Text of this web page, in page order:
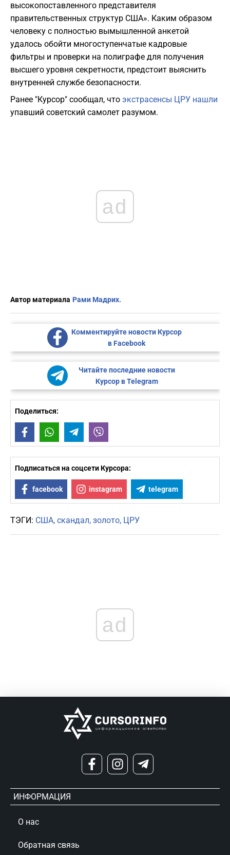
высокопоставленного представителя
правительственных структур США». Каким образом
человеку с полностью вымышленной анкетой
удалось обойти многоступенчатые кадровые
фильтры и проверки на полиграфе для получения
высшего уровня секретности, предстоит выяснить
внутренней службе безопасности.
Ранее "Курсор" сообщал, что экстрасенсы ЦРУ нашли
упавший советский самолет разумом.
ad
Автор материала Рами Мадрих.
Комментируйте новости Курсор
в Facebook
Читайте последние новости
Курсор в Telegram
Поделиться:
FacebookWhatsAppTelegram
Подписаться на соцсети Курсора:
facebook instagram telegram
ТЭГИ: США скандал золото ЦРУ
ad
ИНФОРМАЦИЯ
О нас
Обратная связь